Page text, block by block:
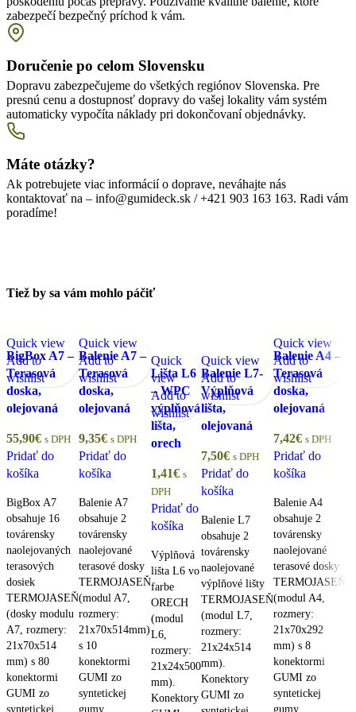
zabezpečí bezpečný príchod k vám.
Doručenie po celom Slovensku
Dopravu zabezpečujeme do všetkých regiónov Slovenska. Pre
presnú cenu a dostupnosť dopravy do vašej lokality vám systém
automaticky vypočíta náklady pri dokončovaní objednávky.
Máte otázky?
Ak potrebujete viac informácií o doprave, neváhajte nás
kontaktovať na – info@gumideck.sk / +421 903 163 163. Radi vám
poradíme!
Tiež by sa vám mohlo páčiť
Quick view
Add to
wishlist
BigBox A7 –
Terasová
doska,
olejovaná
55,90€ s DPH
Pridať do
košíka
BigBox A7
obsahuje 16
továrensky
naolejovaných
terasových
dosiek
TERMOJASEŇ
(dosky modulu
A7, rozmery:
21x70x514
mm) s 80
konektormi
GUMI zo
syntetickej
Quick view
Add to
wishlist
Balenie A7 –
Terasová
doska,
olejovaná
9,35€ s DPH
Pridať do
košíka
Balenie A7
obsahuje 2
továrensky
naolejované
terasové dosky
TERMOJASEŇ
(modul A7,
rozmery:
21x70x514mm)
s 10
konektormi
GUMI zo
syntetickej
gumy.
Quick
view
Add to
wishlist
Lišta L6
– WPC
výplňová
lišta,
orech
1,41€ s
DPH
Pridať do
košíka
Výplňová
lišta L6 vo
farbe
ORECH
(modul
L6,
rozmery:
21x24x500
mm).
Konektory
Quick view
Add to
wishlist
Balenie L7-
Výplňová
lišta,
olejovaná
7,50€ s DPH
Pridať do
košíka
Balenie L7
obsahuje 2
továrensky
naolejované
výplňové lišty
TERMOJASEŇ
(modul L7,
rozmery:
21x24x514
mm).
Konektory
GUMI zo
Quick view
Add to
wishlist
Balenie A4 –
Terasová
doska,
olejovaná
7,42€ s DPH
Pridať do
košíka
Balenie A4
obsahuje 2
továrensky
naolejované
terasové dosky
TERMOJASEŇ
(modul A4,
rozmery:
21x70x292
mm) s 8
konektormi
GUMI zo
syntetickej
gumy.